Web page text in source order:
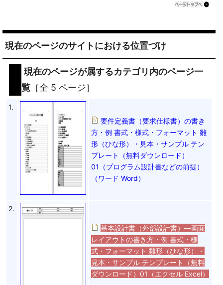
現在のページのサイトにおける位置づけ
現在のページが属するカテゴリ内のページ一
覧 ［全 5 ページ］
1.
要件定義書（要求仕様書）の書き
方・例 書式・様式・フォーマット 雛
形（ひな形）・見本・サンプル テン
プレート（無料ダウンロード）
01（プログラム設計書などの前提）
（ワード Word）
2.
基本設計書（外部設計書）―画面
レイアウトの書き方・例 書式・様
式・フォーマット 雛形（ひな形）・
見本・サンプル テンプレート（無料
ダウンロード）01（エクセル Excel）